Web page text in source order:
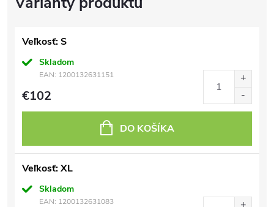
Veľkosť: S
Skladom
EAN: 1200132631151
€102
DO KOŠÍKA
Veľkosť: XL
Skladom
EAN: 1200132631083